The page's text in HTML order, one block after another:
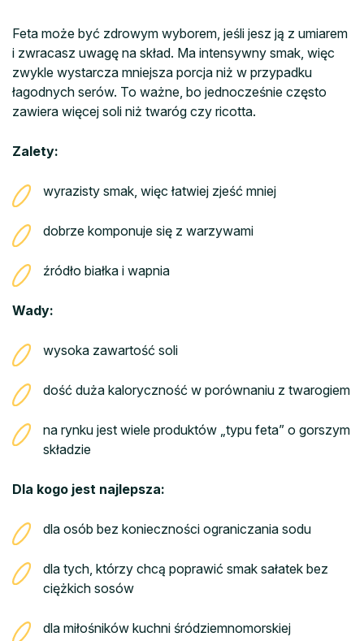
Feta może być zdrowym wyborem, jeśli jesz ją z umiarem
i zwracasz uwagę na skład. Ma intensywny smak, więc
zwykle wystarcza mniejsza porcja niż w przypadku
łagodnych serów. To ważne, bo jednocześnie często
zawiera więcej soli niż twaróg czy ricotta.
Zalety:
wyrazisty smak, więc łatwiej zjeść mniej
dobrze komponuje się z warzywami
źródło białka i wapnia
Wady:
wysoka zawartość soli
dość duża kaloryczność w porównaniu z twarogiem
na rynku jest wiele produktów „typu feta” o gorszym
składzie
Dla kogo jest najlepsza:
dla osób bez konieczności ograniczania sodu
dla tych, którzy chcą poprawić smak sałatek bez
ciężkich sosów
dla miłośników kuchni śródziemnomorskiej